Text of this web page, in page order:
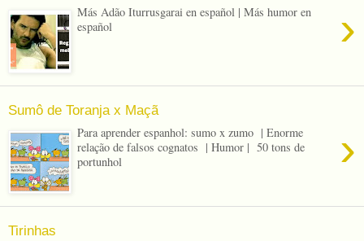
›
Más Adão Iturrusgarai en español | Más humor en
español
Sumô de Toranja x Maçã
›
Para aprender espanhol: sumo x zumo | Enorme
relação de falsos cognatos | Humor | 50 tons de
portunhol
Tirinhas